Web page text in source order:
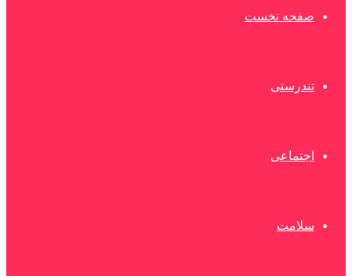
صفحه نخست
تندرستی
اجتماعی
سلامت